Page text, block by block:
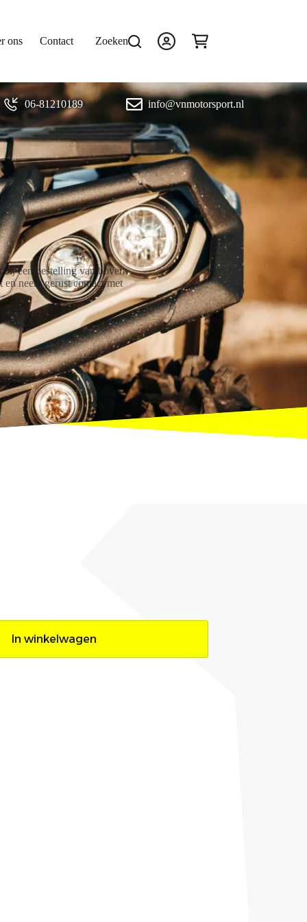
ons Contact Zoeken Winkelwagen
een bestelling van boven
neem gerust contact met
06-81210189 info@vnmotorsport.nl
In winkelwagen